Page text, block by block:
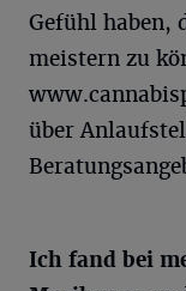
Gefühl haben,
meistern zu
über
Ich fand bei